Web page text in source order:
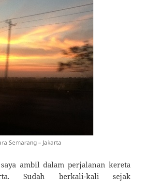
Semarang – Jakarta
ambil dalam perjalanan kereta
Sudah berkali-kali sejak